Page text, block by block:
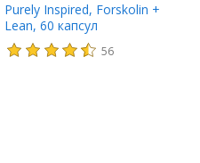
Purely Inspired, Forskolin +
Lean, 60 капсул
56